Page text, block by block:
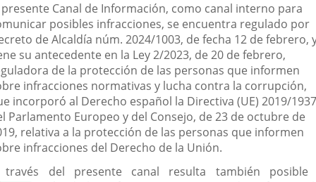
presente Canal de Información, como canal interno para
posibles infracciones, se encuentra regulado por
de Alcaldía núm. 2024/1003, de fecha 12 de febrero,
su antecedente en la Ley 2/2023, de 20 de febrero,
de la protección de las personas que informen
infracciones normativas y lucha contra la corrupción,
incorporó al Derecho español la Directiva (UE) 2019/1937
Parlamento Europeo y del Consejo, de 23 de octubre de
relativa a la protección de las personas que informen
infracciones del Derecho de la Unión.
través del presente canal resulta también posible